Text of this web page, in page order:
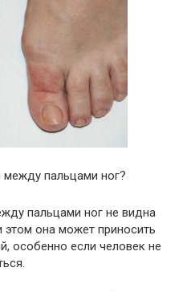
пальцами ног?
пальцами ног не видна
она может приносить
особенно если человек не